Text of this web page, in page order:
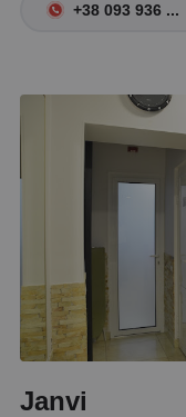
+38 093 936 ...
Janvi